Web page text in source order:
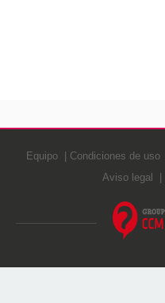
Equipo Condiciones de uso
Aviso legal